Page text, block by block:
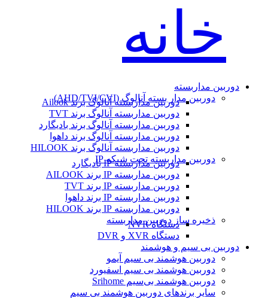
خانه
دوربین مداربسته
دوربین مدار بسته آنالوگ (AHD/TVI/CVI)
دوربین مداربسته آنالوگ برند Ailook
دوربین مداربسته آنالوگ برند TVT
دوربین مداربسته آنالوگ برند بادیگارد
دوربین مداربسته آنالوگ برند داهوا
دوربین مداربسته آنالوگ برند HILOOK
دوربین مداربسته تحت شبکه IP
دوربین مداربسته IP بادیگارد
دوربین مداربسته IP برند AILOOK
دوربین مداربسته IP برند TVT
دوربین مداربسته IP برند داهوا
دوربین مداربسته IP برند HILOOK
ذخیره ساز دوربین مداربسته
دستگاه NVR
دستگاه XVR و DVR
دوربین بی سیم و هوشمند
دوربین هوشمند بی سیم آیمو
دوربین هوشمند بی سیم اسفیورد
دوربین هوشمند بی‌سیم Srihome
سایر برندهای دوربین هوشمند بی سیم